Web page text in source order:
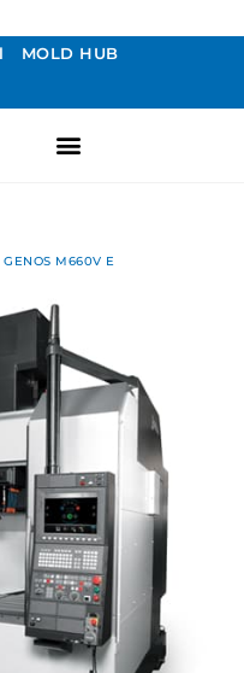
MOLD HUB
M660V E